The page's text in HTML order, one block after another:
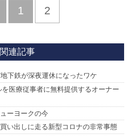
前
1 2
連記事
下鉄が深夜運休になったワケ
医療従事者に無料提供するオーナー
ーヨークの今
い出しに走る新型コロナの非常事態